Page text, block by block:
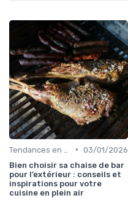
• 03/01/2026
Bien choisir sa chaise de bar
pour l’extérieur : conseils et
inspirations pour votre
cuisine en plein air